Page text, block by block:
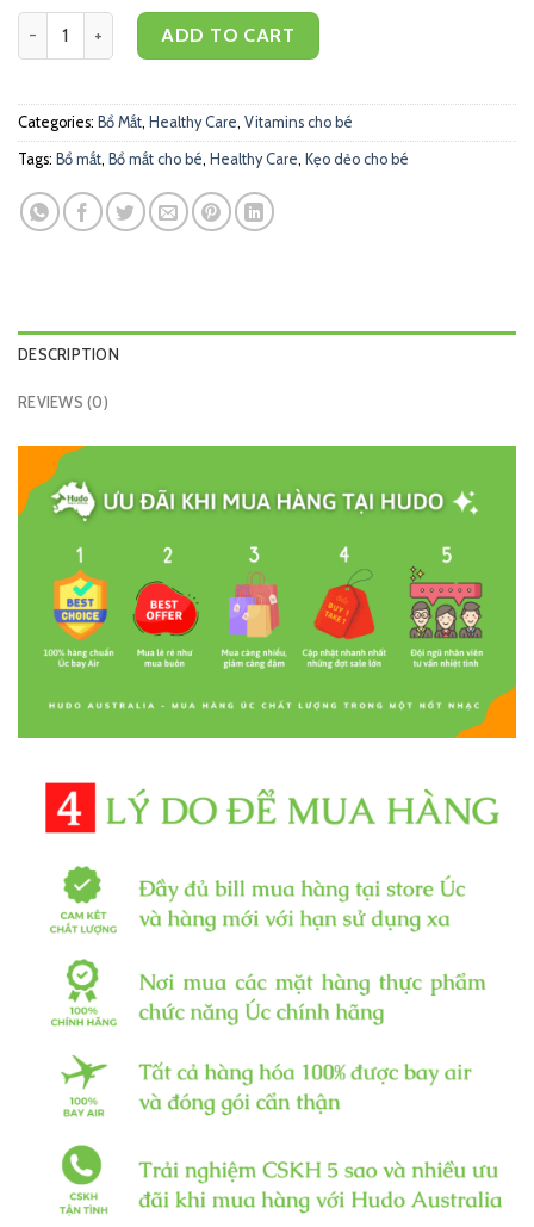
Healthy Care Kẹo hỗ trợ bổ mắt cho bé (60 viên) quantity
ADD TO CART
Categories: Bổ Mắt, Healthy Care, Vitamins cho bé
Tags: Bổ mắt, Bổ mắt cho bé, Healthy Care, Kẹo dẻo cho bé
DESCRIPTION
REVIEWS (0)